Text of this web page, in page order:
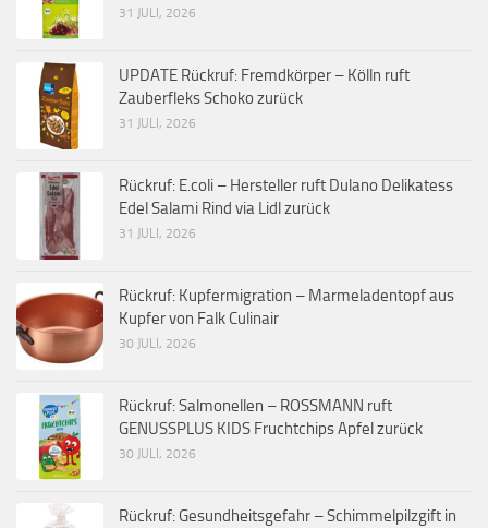
31 JULI, 2026
UPDATE Rückruf: Fremdkörper – Kölln ruft
Zauberfleks Schoko zurück
31 JULI, 2026
Rückruf: E.coli – Hersteller ruft Dulano Delikatess
Edel Salami Rind via Lidl zurück
31 JULI, 2026
Rückruf: Kupfermigration – Marmeladentopf aus
Kupfer von Falk Culinair
30 JULI, 2026
Rückruf: Salmonellen – ROSSMANN ruft
GENUSSPLUS KIDS Fruchtchips Apfel zurück
30 JULI, 2026
Rückruf: Gesundheitsgefahr – Schimmelpilzgift in